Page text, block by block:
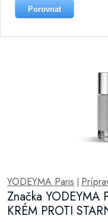
Porovnat
YODEYMA Paris |
Značka YODEYMA
KRÉM PROTI